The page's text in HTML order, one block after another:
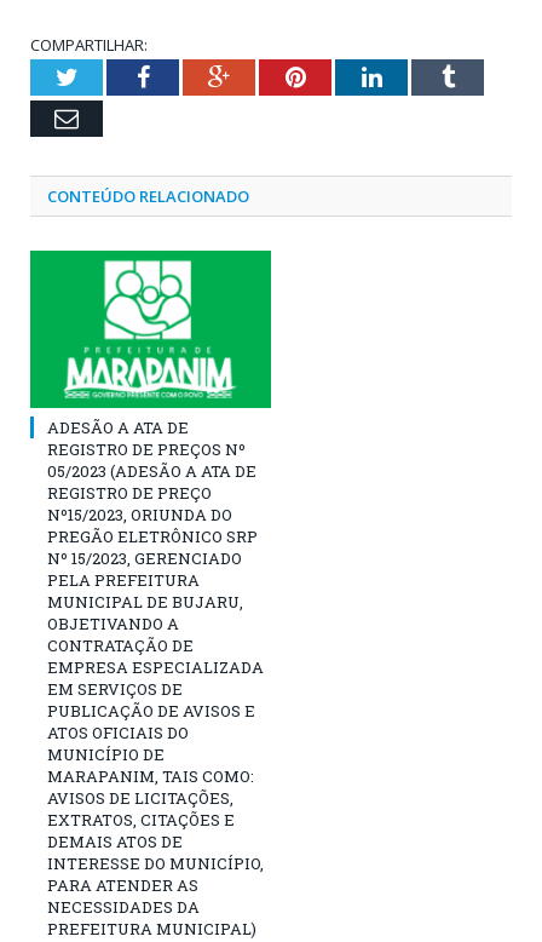
COMPARTILHAR:
TwitterFacebookGoogle+PinterestLinkedInTumblr
Email
CONTEÚDO RELACIONADO
ADESÃO A ATA DE
REGISTRO DE PREÇOS Nº
05/2023 (ADESÃO A ATA DE
REGISTRO DE PREÇO
Nº15/2023, ORIUNDA DO
PREGÃO ELETRÔNICO SRP
Nº 15/2023, GERENCIADO
PELA PREFEITURA
MUNICIPAL DE BUJARU,
OBJETIVANDO A
CONTRATAÇÃO DE
EMPRESA ESPECIALIZADA
EM SERVIÇOS DE
PUBLICAÇÃO DE AVISOS E
ATOS OFICIAIS DO
MUNICÍPIO DE
MARAPANIM, TAIS COMO:
AVISOS DE LICITAÇÕES,
EXTRATOS, CITAÇÕES E
DEMAIS ATOS DE
INTERESSE DO MUNICÍPIO,
PARA ATENDER AS
NECESSIDADES DA
PREFEITURA MUNICIPAL)